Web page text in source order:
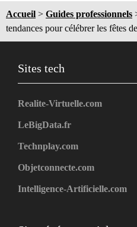
Accueil > Guides professionnels
tendances pour célébrer les fêtes
Sites tech
Realite-Virtuelle.com
LeBigData.fr
Technplay.com
Objetconnecte.com
Intelligence-Artificielle.com